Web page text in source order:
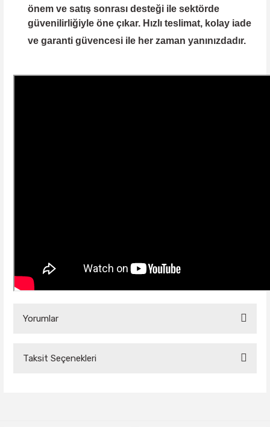
önem ve satış sonrası desteği ile sektörde
güvenilirliğiyle öne çıkar. Hızlı teslimat, kolay iade
ve garanti güvencesi ile her zaman yanınızdadır.
Yorumlar
Taksit Seçenekleri